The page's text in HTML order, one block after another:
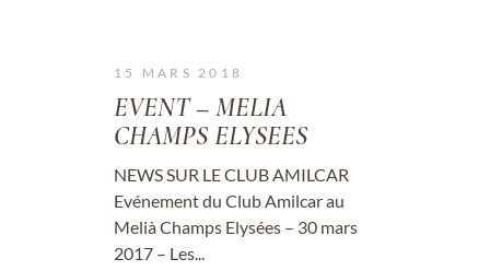
15 MARS 2018
EVENT – MELIA
CHAMPS ELYSEES
NEWS SUR LE CLUB AMILCAR
Evénement du Club Amilcar au
Melià Champs Elysées – 30 mars
2017 – Les...